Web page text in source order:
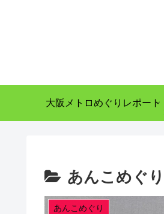
大阪メトロめぐりレポート
あんこめぐり
あんこめぐり